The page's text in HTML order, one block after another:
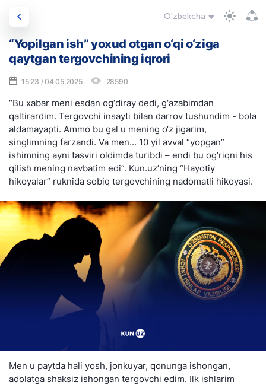
O'zbekcha
“Yopilgan ish” yoxud otgan o‘qi o‘ziga
qaytgan tergovchining iqrori
15:23 / 04.05.2025 28590
“Bu xabar meni esdan og‘diray dedi, g‘azabimdan
qaltirardim. Tergovchi insayti bilan darrov tushundim - bola
aldamayapti. Ammo bu gal u mening o‘z jigarim,
singlimning farzandi. Va men... 10 yil avval “yopgan”
ishimning ayni tasviri oldimda turibdi – endi bu og‘riqni his
qilish mening navbatim edi”. Kun.uz’ning “Hayotiy
hikoyalar” ruknida sobiq tergovchining nadomatli hikoyasi.
Men u paytda hali yosh, jonkuyar, qonunga ishongan,
adolatga shaksiz ishongan tergovchi edim. Ilk ishlarim